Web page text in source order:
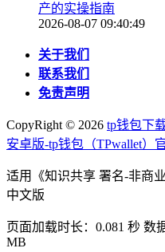
产的实操指南
2026-08-07 09:40:49
关于我们
联系我们
免责声明
CopyRight © 2026 tp钱包下
安卓版-tp钱包（TPwallet）
适用《知识共享 署名-非商
中文版
页面加载时长：0.081 秒 数
MB